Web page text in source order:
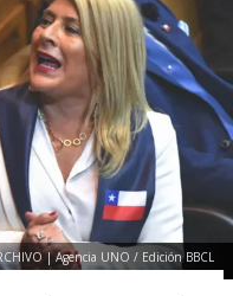
| Agencia UNO / Edición BBCL